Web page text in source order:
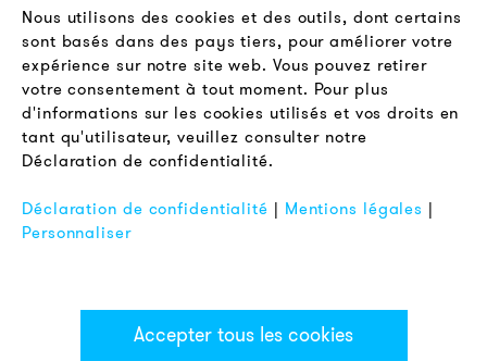
Newsletter
LÉGAL
Conditions Générales de Vente
Protection des Données
Mentions Légales
Nous utilisons des cookies et des outils, dont certains
sont basés dans des pays tiers, pour améliorer votre
expérience sur notre site web. Vous pouvez retirer
votre consentement à tout moment. Pour plus
d'informations sur les cookies utilisés et vos droits en
tant qu'utilisateur, veuillez consulter notre
Déclaration de confidentialité.
Déclaration de confidentialité | Mentions légales |
Personnaliser
Accepter tous les cookies